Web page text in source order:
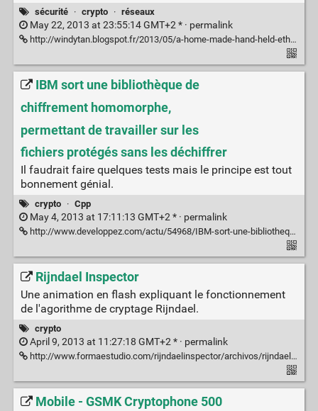
sécurité · crypto · réseaux
May 22, 2013 at 23:55:14 GMT+2 * · permalink
http://windytan.blogspot.fr/2013/05/a-home-made-hand-held-ethernet-wiretap.html
IBM sort une bibliothèque de
chiffrement homomorphe,
permettant de travailler sur les
fichiers protégés sans les déchiffrer
Il faudrait faire quelques tests mais le principe est tout
bonnement génial.
crypto · Cpp
May 4, 2013 at 17:11:13 GMT+2 * · permalink
http://www.developpez.com/actu/54968/IBM-sort-une-bibliotheque-de-chiffrement-homomorphe-permettant-de-travailler-sur-les-fichiers-proteges-sans-les-dechiffrer/
Rijndael Inspector
Une animation en flash expliquant le fonctionnement
de l'agorithme de cryptage Rijndael.
crypto
April 9, 2013 at 11:27:18 GMT+2 * · permalink
http://www.formaestudio.com/rijndaelinspector/archivos/rijndaelanimation.html
Mobile - GSMK Cryptophone 500